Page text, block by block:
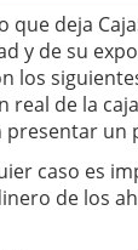
que deja
y de su
los
real de la
presentar un
caso es
de los